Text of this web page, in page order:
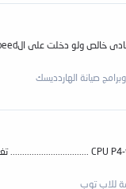
صيانة الهاردديسك
للاب توب